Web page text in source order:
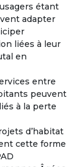
étant
adapter
liées à leur
en
entre
peuvent
à la perte
d’habitat
cette forme
etc...).
!
déjà à